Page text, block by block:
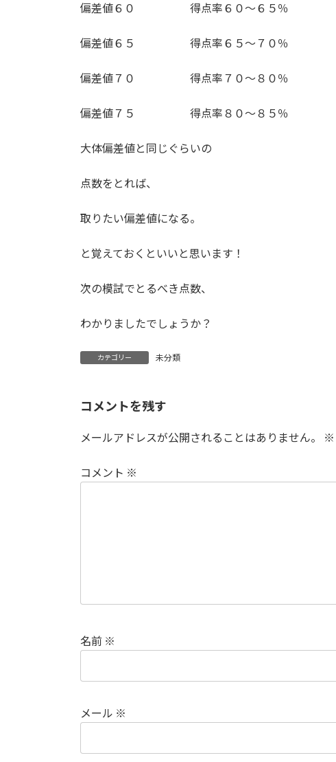
偏差値６０ 得点率６０〜６５％
偏差値６５ 得点率６５〜７０％
偏差値７０ 得点率７０〜８０％
偏差値７５ 得点率８０〜８５％
大体偏差値と同じぐらいの
点数をとれば、
取りたい偏差値になる。
と覚えておくといいと思います！
次の模試でとるべき点数、
わかりましたでしょうか？
カテゴリー 未分類
コメントを残す
メールアドレスが公開されることはありません。 ※
コメント ※
名前 ※
メール ※